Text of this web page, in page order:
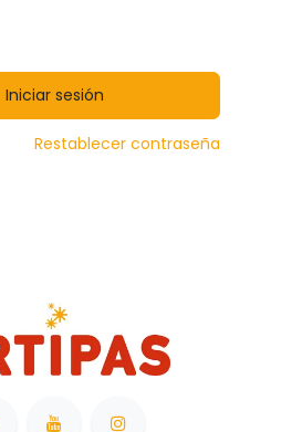
Iniciar sesión
Restablecer contraseña